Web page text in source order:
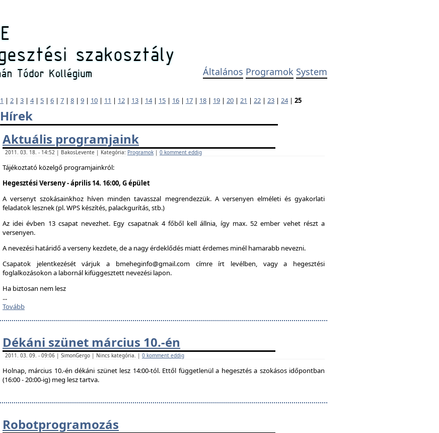
Általános Programok System
1 | 2 | 3 | 4| 5 | 6 | 7 | 8 | 9 | 10 | 11 | 12 | 13 | 14| 15 | 16 | 17 | 18 | 19 | 20 | 21 | 22 | 23 | 24| 25
Hírek
Aktuális programjaink
2011. 03. 18. - 14:52 | BakosLevente | Kategória: Programok | 0 komment eddig
Tájékoztató közelgő programjainkról:
Hegesztési Verseny - április 14. 16:00, G épület
A versenyt szokásainkhoz híven minden tavasszal megrendezzük. A versenyen elméleti és gyakorlati
feladatok lesznek (pl. WPS készítés, palackgurítás, stb.)
Az idei évben 13 csapat nevezhet. Egy csapatnak 4 főből kell állnia, így max. 52 ember vehet részt a
versenyen.
A nevezési határidő a verseny kezdete, de a nagy érdeklődés miatt érdemes minél hamarabb nevezni.
Csapatok jelentkezését várjuk a bmeheginfo@gmail.com címre írt levélben, vagy a hegesztési
foglalkozásokon a labornál kifüggesztett nevezési lapon.
Ha biztosan nem lesz
...
Tovább
Dékáni szünet március 10.-én
2011. 03. 09. - 09:06 | SimonGergo | Nincs kategória. | 0 komment eddig
Holnap, március 10.-én dékáni szünet lesz 14:00-tól. Ettől függetlenül a hegesztés a szokásos időpontban
(16:00 - 20:00-ig) meg lesz tartva.
Robotprogramozás